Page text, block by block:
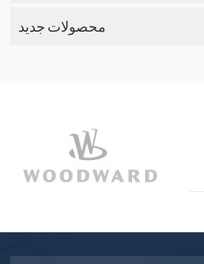
محصولات جدید